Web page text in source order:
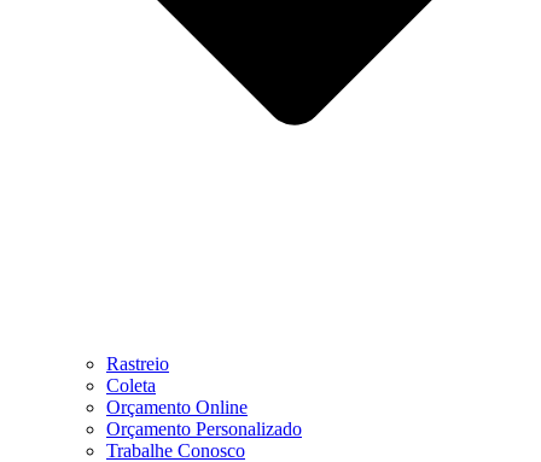
Rastreio
Coleta
Orçamento Online
Orçamento Personalizado
Trabalhe Conosco